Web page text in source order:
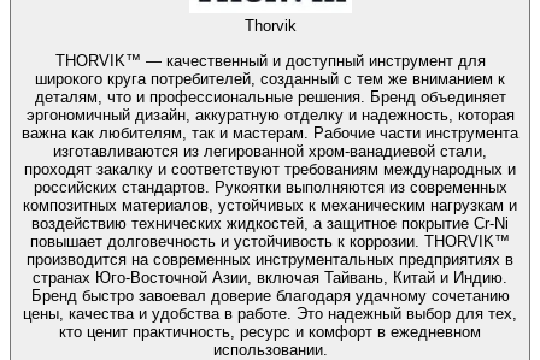
Thorvik
THORVIK™ — качественный и доступный инструмент для
широкого круга потребителей, созданный с тем же вниманием к
деталям, что и профессиональные решения. Бренд объединяет
эргономичный дизайн, аккуратную отделку и надежность, которая
важна как любителям, так и мастерам. Рабочие части инструмента
изготавливаются из легированной хром-ванадиевой стали,
проходят закалку и соответствуют требованиям международных и
российских стандартов. Рукоятки выполняются из современных
композитных материалов, устойчивых к механическим нагрузкам и
воздействию технических жидкостей, а защитное покрытие Cr-Ni
повышает долговечность и устойчивость к коррозии. THORVIK™
производится на современных инструментальных предприятиях в
странах Юго-Восточной Азии, включая Тайвань, Китай и Индию.
Бренд быстро завоевал доверие благодаря удачному сочетанию
цены, качества и удобства в работе. Это надежный выбор для тех,
кто ценит практичность, ресурс и комфорт в ежедневном
использовании.